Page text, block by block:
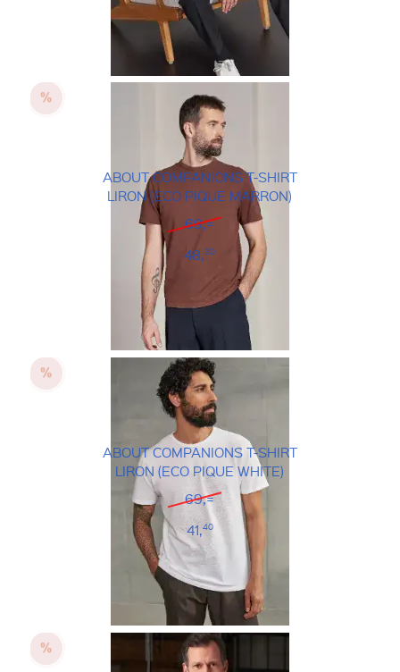
ABOUT COMPANIONS T-SHIRT
LIRON (ECO PIQUE MARRON)
69,=
48,30
ABOUT COMPANIONS T-SHIRT
LIRON (ECO PIQUE WHITE)
69,=
41,40